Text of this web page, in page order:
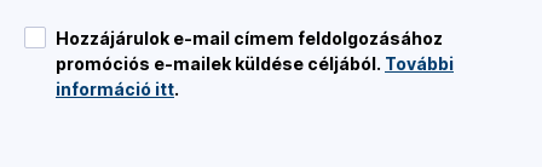
Hozzájárulok e-mail címem feldolgozásához
promóciós e-mailek küldése céljából. További
információ itt.